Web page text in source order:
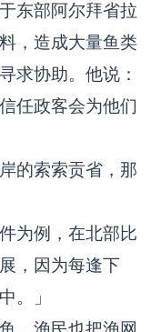
东部阿尔拜省拉
，造成大量鱼类
求协助。他说：
任政客会为他们
的索索贡省，那
为例，在北部比
，因为每逢下
。」